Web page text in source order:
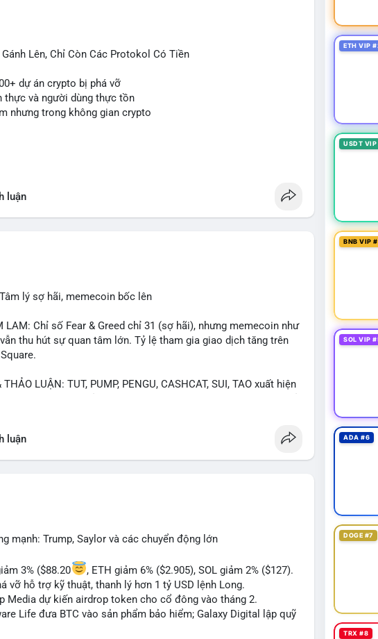
Lên, Chỉ Còn Các Protokol Có Tiền
dự án crypto bị phá vỡ
và người dùng thực tồn
nhưng trong không gian crypto
luận
lý sợ hãi, memecoin bốc lên
LAM: Chỉ số Fear & Greed chỉ 31 (sợ hãi), nhưng memecoin như
vẫn thu hút sự quan tâm lớn. Tỷ lệ tham gia giao dịch tăng trên
LUẬN: TUT, PUMP, PENGU, CASHCAT, SUI, TAO xuất hiện
và SAGA cũng hấp dẫn.
TRUYỀN THÔNG: Bàn tán về "long SAGA", "short SPCX", và "đã
đăng Binance Square). Tin tức về BIP-110 Bitcoin và SKR
Tâm lý thị trường phân cực. Sợ hãi do chỉ số thấp nhưng
tích cực (BTC ETF, SKR) tạo áp lực lên giá. Rủi ro từ các đề
Trường
luận
mạnh: Trump, Saylor và các chuyển động lớn
3% ($88.20
, ETH giảm 6% ($2.905), SOL giảm 2% ($127).
vỡ hỗ trợ kỹ thuật, thanh lý hơn 1 tỷ USD lệnh Long.
Media dự kiến airdrop token cho cổ đông vào tháng 2.
Life đưa BTC vào sản phẩm bảo hiểm; Galaxy Digital lập quỹ
ETH VIP
USDT
BNB VIP
SOL VIP
ADA #6
DOGE #7
TRX #8